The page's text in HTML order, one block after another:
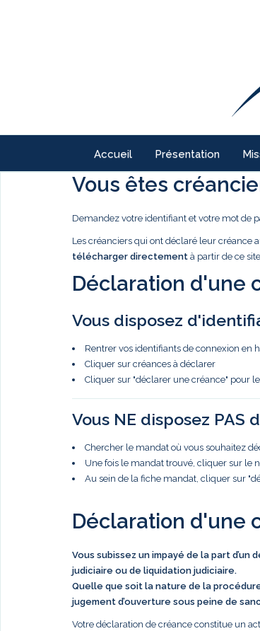
Accueil Présentation
Vous êtes
Demandez votre identifiant et votre mot de
Les créanciers qui ont déclaré leur créance
télécharger directement à partir de ce site
Déclaration d'une
Vous disposez
Rentrer vos identifiants de connexion en
Cliquer sur créances à déclarer
Cliquer sur "déclarer une créance" pour
Vous NE disposez
Chercher le mandat où vous souhaitez
Une fois le mandat trouvé, cliquer sur le
Au sein de la fiche mandat, cliquer sur
Déclaration d'une
Vous subissez un impayé de la part
judiciaire ou de liquidation judiciaire.
Quelle que soit la nature de la
jugement d’ouverture sous peine de
Votre déclaration de créance constitue un